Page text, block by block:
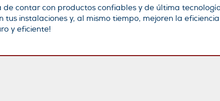
contar con productos confiables y de última
instalaciones y, al mismo tiempo, mejoren la
y eficiente!